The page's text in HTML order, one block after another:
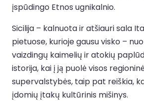
įspūdingo Etnos ugnikalnio.
Sicilija – kalnuota ir atšiauri sala
pietuose, kurioje gausu visko –
vaizdingų kaimelių ir atokių
istorija, kai į ją puolė visos
supervalstybės, taip pat reiškia,
įdomių įtakų kultūrinis mišinys.